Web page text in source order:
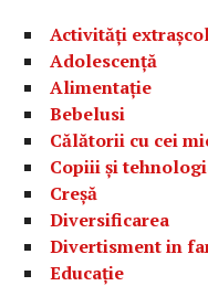
Activități
Adolescență
Alimentație
Bebelusi
Călătorii cu cei
Copiii și
Creșă
Diversificarea
Divertisment in
Educație